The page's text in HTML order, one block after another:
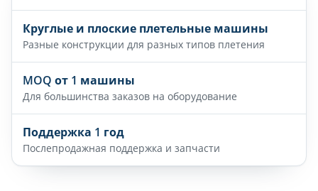
Круглые и плоские плетельные машины
Разные конструкции для разных типов плетения
MOQ от 1 машины
Для большинства заказов на оборудование
Поддержка 1 год
Послепродажная поддержка и запчасти